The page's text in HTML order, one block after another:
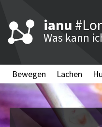
ianu
Was kann
Bewegen Lachen